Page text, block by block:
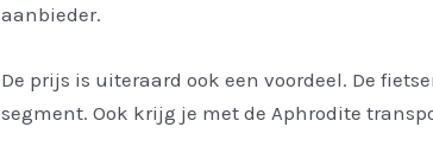
aanbieder.
De prijs is uiteraard ook een voordeel. De
segment. Ook krijg je met de Aphrodite